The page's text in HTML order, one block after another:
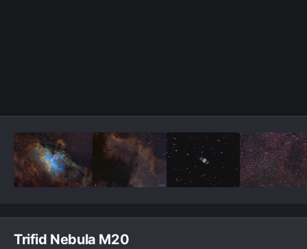
Trifid Nebula M20